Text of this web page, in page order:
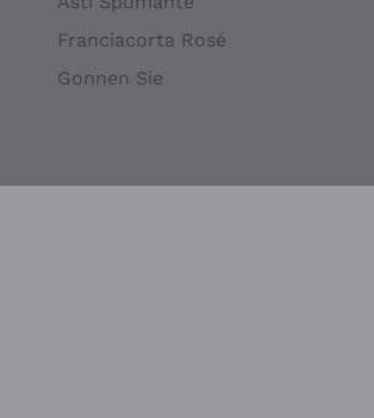
Franciacorta Rosé
Gonnen Sie